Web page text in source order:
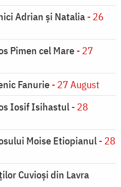
Adrian și Natalia- 26
Pimen cel Mare- 27
Fanurie- 27 August
Iosif Isihastul- 28
Moise Etiopianul- 28
Cuvioși din Lavra